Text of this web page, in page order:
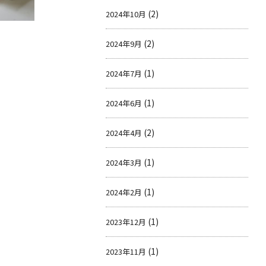
2024年10月 (2)
2024年9月 (2)
2024年7月 (1)
2024年6月 (1)
2024年4月 (2)
2024年3月 (1)
2024年2月 (1)
2023年12月 (1)
2023年11月 (1)